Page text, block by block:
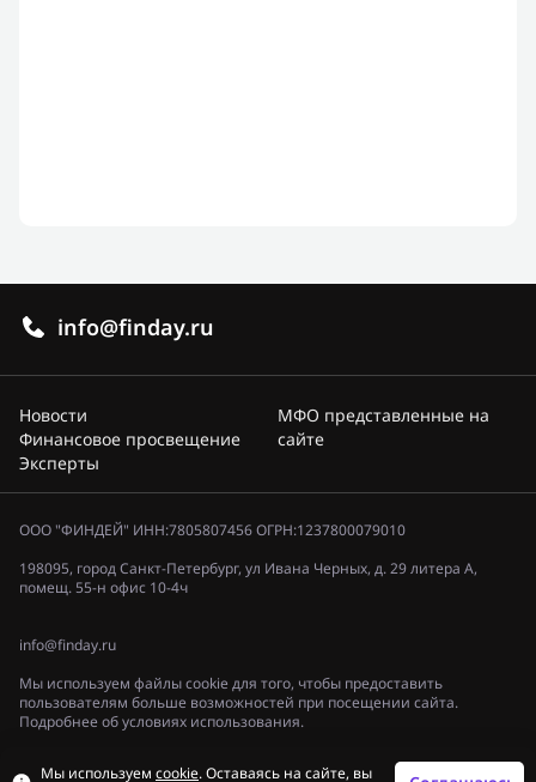
info@finday.ru
Новости
Финансовое просвещение
Эксперты
МФО представленные на
сайте
ООО "ФИНДЕЙ" ИНН:7805807456 ОГРН:1237800079010
198095, город Санкт-Петербург, ул Ивана Черных, д. 29 литера А,
помещ. 55-н офис 10-4ч
info@finday.ru
Мы используем файлы cookie для того, чтобы предоставить
пользователям больше возможностей при посещении сайта.
Подробнее об условиях использования.
Мы используем cookie. Оставаясь на сайте, вы